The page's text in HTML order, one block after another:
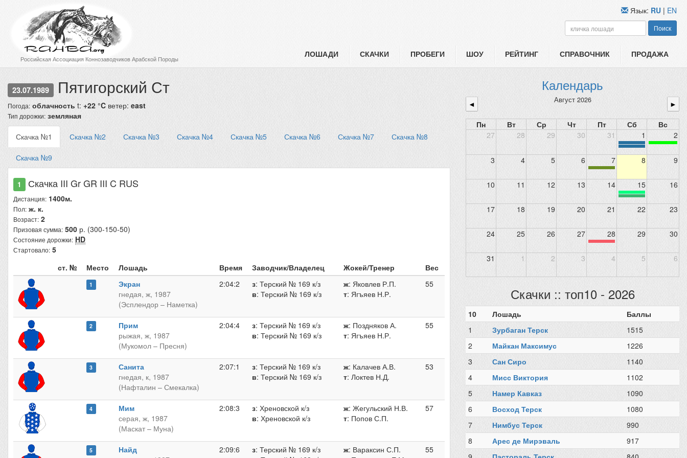
Российская Ассоциация Коннозаводчиков Арабской Породы
ЛОШАДИ СКАЧКИ ПРОБЕГИ ШОУ РЕЙТИНГ СПРАВОЧНИК ПРОДАЖА
Язык: RU | EN
Поиск
23.07.1989 Пятигорский Ст
Погода: облачность t: +22 °C ветер: east
Тип дорожки: земляная
Скачка №1 Скачка №2 Скачка №3 Скачка №4 Скачка №5 Скачка №6 Скачка №7 Скачка №8
Скачка №9
1 Скачка III Gr GR III C RUS
Дистанция: 1400м.
Пол: ж. к.
Возраст: 2
Призовая сумма: 500 р. (300-150-50)
Состояние дорожки: HD
Стартовало: 5
ст. №
Место Лошадь Время Заводчик/Владелец Жокей/Тренер Вес
1
Экран
гнедая, ж, 1987
(Эсплендор – Наметка)
2:04:2 з: Терский № 169 к/з
в: Терский № 169 к/з
ж: Яковлев Р.П.
т: Ягъяев Н.Р.
55
2
Прим
рыжая, ж, 1987
(Мукомол – Пресня)
2:04:4 з: Терский № 169 к/з
в: Терский № 169 к/з
ж: Поздняков А.
т: Ягъяев Н.Р.
55
3
Санита
гнедая, к, 1987
(Нафталин – Смекалка)
2:07:1 з: Терский № 169 к/з
в: Терский № 169 к/з
ж: Калачев А.В.
т: Локтев Н.Д.
53
4
Мим
серая, ж, 1987
(Маскат – Муна)
2:08:3 з: Хреновской к/з
в: Хреновской к/з
ж: Жегульский Н.В.
т: Попов С.П.
57
5
Найд
2:09:6 з: Терский № 169 к/з
ж: Вараксин С.П.
55
Календарь
◄ Август 2026
►
Пн
Вт Ср Чт Пт Сб
Вс
27
28 29 30 31 1 2
3 4 5 6 7 8 9
10 11 12 13 14 15 16
17 18 19 20 21 22 23
24 25 26 27 28 29 30
31 1 2 3 4 5 6
Скачки :: топ10 - 2026
10 Лошадь
Баллы
1
Зурбаган Терск
1515
2
Майкан Максимус
1226
3
Сан Сиро
1140
4
Мисс Виктория
1102
5
Намер Кавказ
1090
6
Восход Терск
1080
7
Нимбус Терск
990
8
Арес де Мирэваль
917